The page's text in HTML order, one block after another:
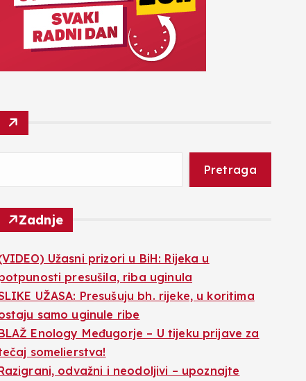
Pretraga
Zadnje
Užasni prizori u BiH: Rijeka u
presušila, riba uginula
UŽASA: Presušuju bh. rijeke, u koritima
samo uginule ribe
Enology Međugorje – U tijeku prijave za
somelierstva!
odvažni i neodoljivi – upoznajte